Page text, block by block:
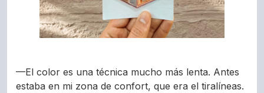
—El color es una técnica mucho más lenta. Antes
estaba en mi zona de confort, que era el tiralíneas.